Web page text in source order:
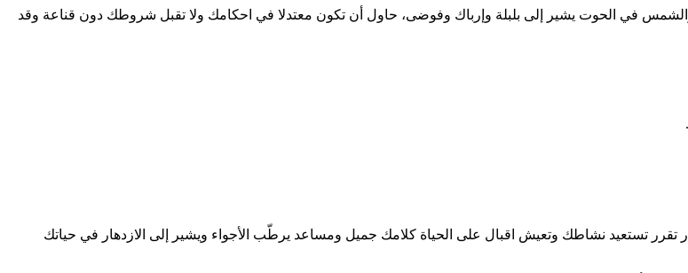
والشمس في الحوت يشير إلى بلبلة وإرباك وفوضى، حاول أن تكون معتدلا في احكامك ولا تقبل شروطك دون قناعة وقد
تقرر تستعيد نشاطك وتعيش اقبال على الحياة كلامك جميل ومساعد يرطّب الأجواء ويشير إلى الازدهار في حياتك